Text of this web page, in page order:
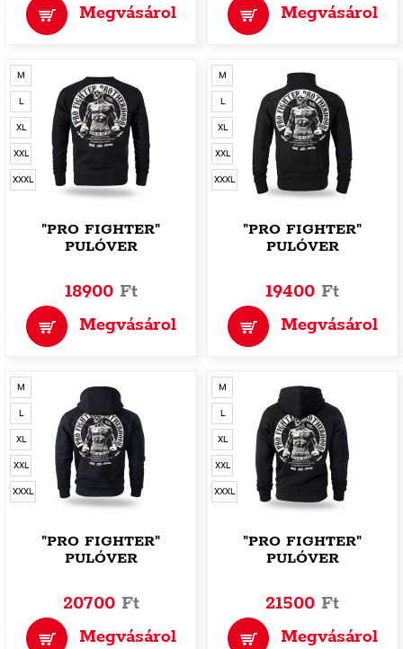
Megvásárol
Megvásárol
M
L
XL
XXL
XXXL
"PRO FIGHTER"
PULÓVER
18900 Ft
Megvásárol
M
L
XL
XXL
XXXL
"PRO FIGHTER"
PULÓVER
19400 Ft
Megvásárol
M
L
XL
XXL
XXXL
"PRO FIGHTER"
PULÓVER
20700 Ft
Megvásárol
M
L
XL
XXL
XXXL
"PRO FIGHTER"
PULÓVER
21500 Ft
Megvásárol